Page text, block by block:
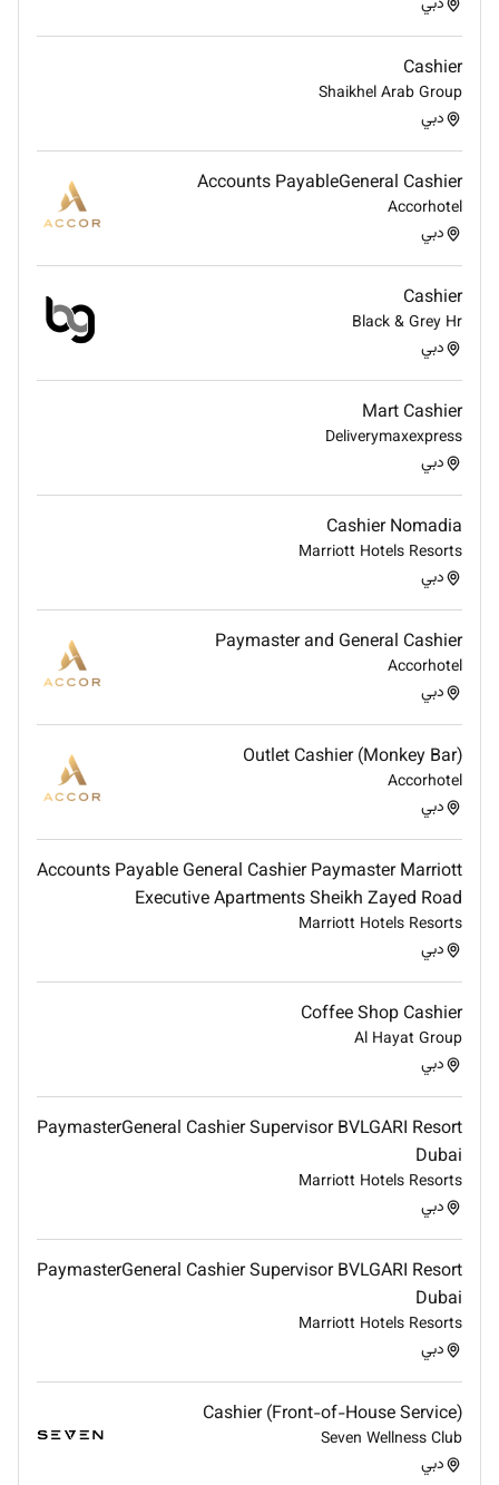
Cashier
Shaikhel Arab Group
دبي
Accounts PayableGeneral Cashier
Accorhotel
دبي
Cashier
Black & Grey Hr
دبي
Mart Cashier
Deliverymaxexpress
دبي
Cashier Nomadia
Marriott Hotels Resorts
دبي
Paymaster and General Cashier
Accorhotel
دبي
Outlet Cashier (Monkey Bar)
Accorhotel
دبي
Accounts Payable General Cashier Paymaster Marriott
Executive Apartments Sheikh Zayed Road
Marriott Hotels Resorts
دبي
Coffee Shop Cashier
Al Hayat Group
دبي
PaymasterGeneral Cashier Supervisor BVLGARI Resort
Dubai
Marriott Hotels Resorts
دبي
PaymasterGeneral Cashier Supervisor BVLGARI Resort
Dubai
Marriott Hotels Resorts
دبي
Cashier (Front-of-House Service)
Seven Wellness Club
دبي